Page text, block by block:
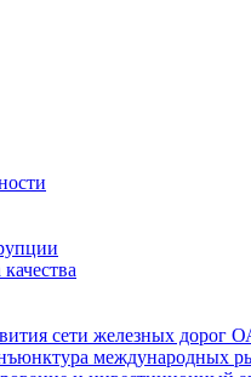
сети железных
международных